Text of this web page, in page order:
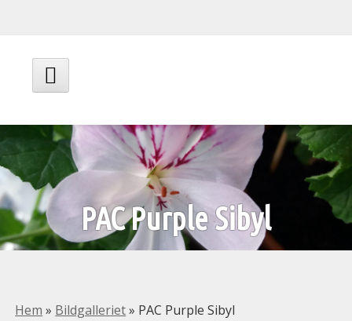
innehåll
Huvudmeny
PAC Purple Sibyl
Hem » Bildgalleriet» PAC Purple Sibyl